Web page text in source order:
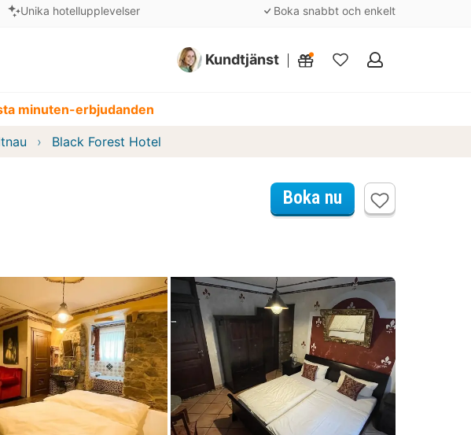
Unika hotellupplevelser Boka snabbt och enkelt
Kundtjänst
Mina
minuten-erbjudanden
Black Forest Hotel
Boka nu